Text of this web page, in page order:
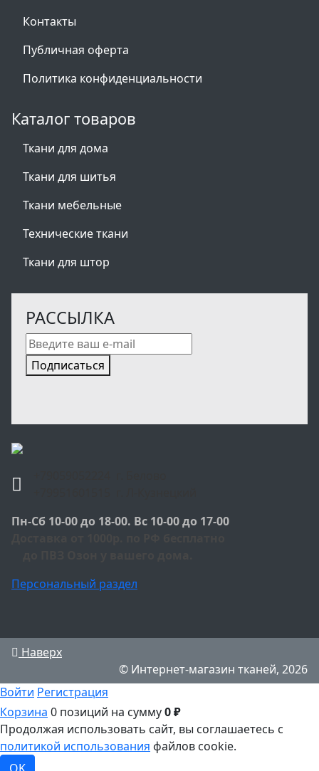
Контакты
Публичная оферта
Политика конфиденциальности
Каталог товаров
Ткани для дома
Ткани для шитья
Ткани мебельные
Технические ткани
Ткани для штор
РАССЫЛКА
Подписаться
Пн-Сб 10-00 до 18-00. Вс 10-00 до 17-00
Персональный раздел
Наверх
© Интернет-магазин тканей, 2026
Войти Регистрация
Корзина 0 позиций на сумму0 ₽
Продолжая использовать сайт, вы соглашаетесь с
политикой использования файлов cookie.